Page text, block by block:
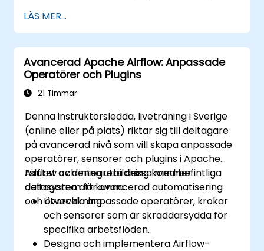
Integrera Airflow med
maskininlärningsramverk och verktyg.
Distribuera maskininlärningsmodeller
med hjälp av automatiserade pipeline.
Övervaka och optimera
maskininlärningsarbetsflöden i
LÄS MER...
Avancerad Apache Airflow: Anpassade
Operatörer och Plugins
21 Timmar
Denna instruktörsledda, liveträning i Sverige
(online eller på plats) riktar sig till deltagare
på avancerad nivå som vill skapa anpassade
operatörer, sensorer och plugins i Apache
Airflow och integrera dessa med befintliga
datasystem för avancerad automatisering
och övervakning.
I slutet av denna utbildning kommer
deltagarna att kunna:
Utveckla anpassade operatörer, krokar
och sensorer som är skräddarsydda för
specifika arbetsflöden.
Designa och implementera Airflow-